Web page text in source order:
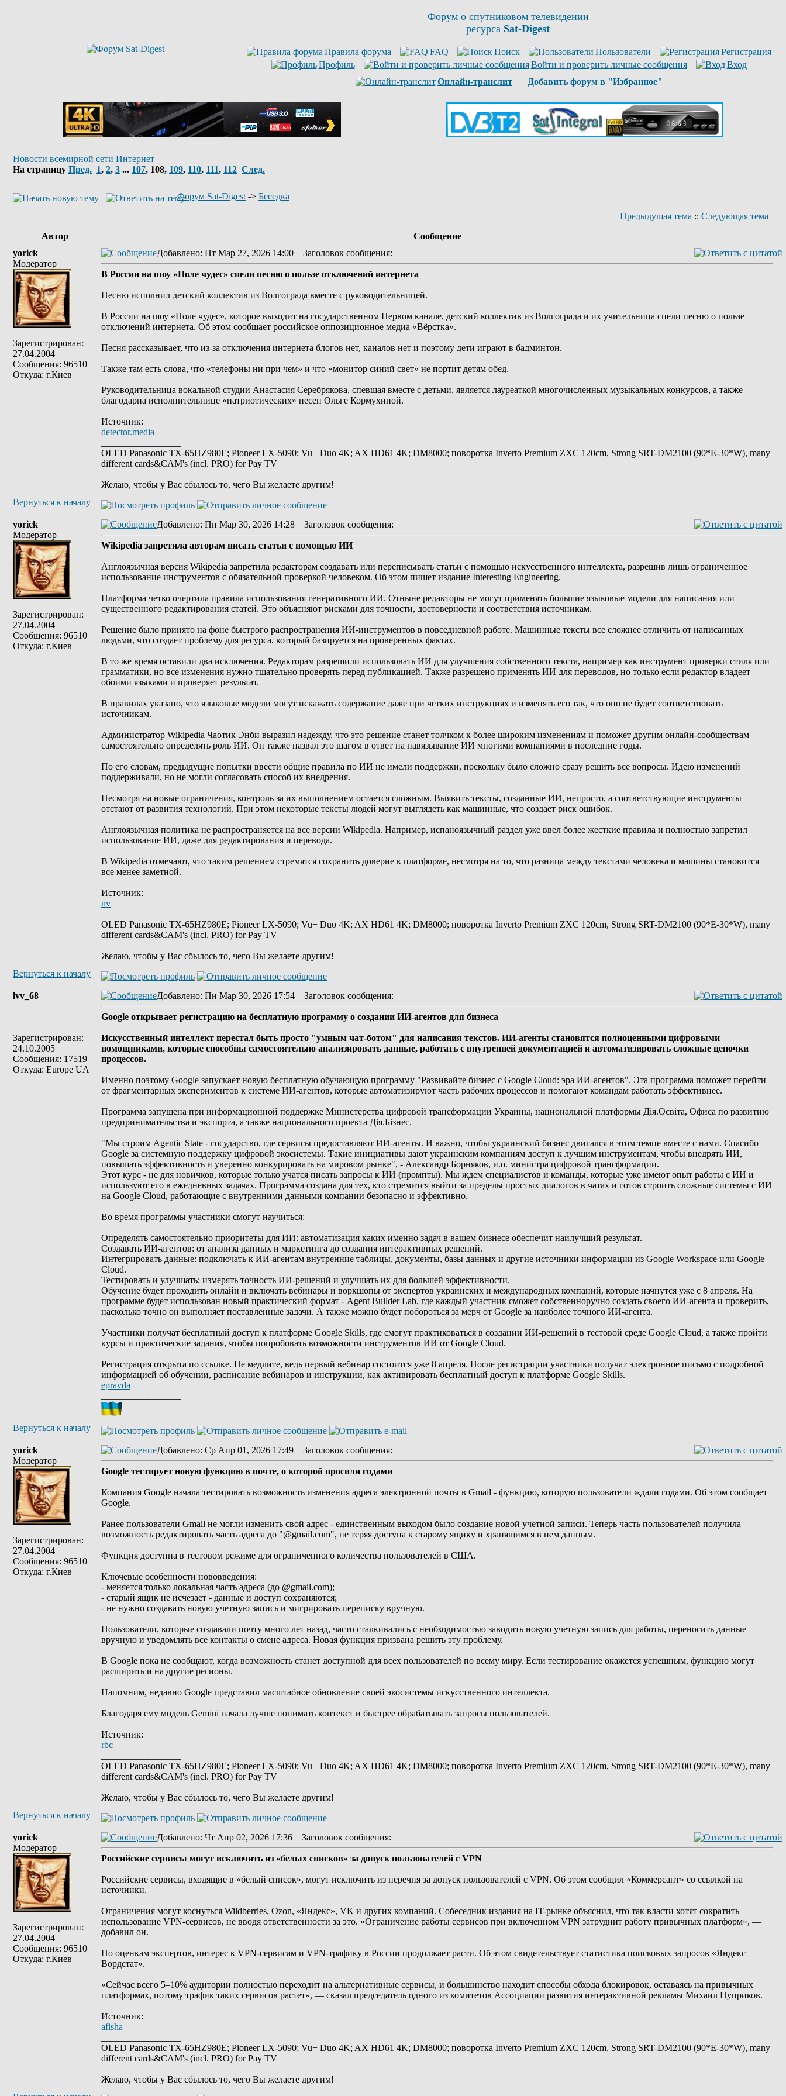
Форум о спутниковом телевидении
ресурса Sat-Digest
Правила форума FAQ Поиск Пользователи
Регистрация
Профиль
Войти и проверить личные сообщения
Вход
Онлайн-транслит
Добавить форум в "Избранное"
Новости всемирной сети Интернет
На страницу Пред. 1, 2, 3 ... 107, 108, 109, 110, 111, 112 След.
Форум Sat-Digest -> Беседка
Предыдущая тема :: Следующая тема
Автор
Сообщение
yorick
Модератор
Зарегистрирован:
27.04.2004
Сообщения: 96510
Откуда: г.Киев
Добавлено: Пт Мар 27, 2026 14:00 Заголовок сообщения:
В России на шоу «Поле чудес» спели песню о пользе отключений интернета
Песню исполнил детский коллектив из Волгограда вместе с руководительницей.
В России на шоу «Поле чудес», которое выходит на государственном Первом канале, детский коллектив из Волгограда и их учительница спели песню о пользе
отключений интернета. Об этом сообщает российское оппозиционное медиа «Вёрстка».
Песня рассказывает, что из-за отключения интернета блогов нет, каналов нет и поэтому дети играют в бадминтон.
Также там есть слова, что «телефоны ни при чем» и что «монитор синий свет» не портит детям обед.
Руководительница вокальной студии Анастасия Серебрякова, спевшая вместе с детьми, является лауреаткой многочисленных музыкальных конкурсов, а также
благодарна исполнительнице «патриотических» песен Ольге Кормухиной.
Источник:
detector.media
OLED Panasonic TX-65HZ980E; Pioneer LX-5090; Vu+ Duo 4K; AX HD61 4K; DM8000; поворотка Inverto Premium ZXC 120cm, Strong SRT-DM2100 (90*E-30*W), many
different cards&CAM's (incl. PRO) for Pay TV
Желаю, чтобы у Вас сбылось то, чего Вы желаете другим!
Вернуться к началу
yorick
Модератор
Зарегистрирован:
27.04.2004
Сообщения: 96510
Откуда: г.Киев
Добавлено: Пн Мар 30, 2026 14:28 Заголовок сообщения:
Wikipedia запретила авторам писать статьи с помощью ИИ
Англоязычная версия Wikipedia запретила редакторам создавать или переписывать статьи с помощью искусственного интеллекта, разрешив лишь ограниченное
использование инструментов с обязательной проверкой человеком. Об этом пишет издание Interesting Engineering.
Платформа четко очертила правила использования генеративного ИИ. Отныне редакторы не могут применять большие языковые модели для написания или
существенного редактирования статей. Это объясняют рисками для точности, достоверности и соответствия источникам.
Решение было принято на фоне быстрого распространения ИИ-инструментов в повседневной работе. Машинные тексты все сложнее отличить от написанных
людьми, что создает проблему для ресурса, который базируется на проверенных фактах.
В то же время оставили два исключения. Редакторам разрешили использовать ИИ для улучшения собственного текста, например как инструмент проверки стиля или
грамматики, но все изменения нужно тщательно проверять перед публикацией. Также разрешено применять ИИ для переводов, но только если редактор владеет
обоими языками и проверяет результат.
В правилах указано, что языковые модели могут искажать содержание даже при четких инструкциях и изменять его так, что оно не будет соответствовать
источникам.
Администратор Wikipedia Чаотик Энби выразил надежду, что это решение станет толчком к более широким изменениям и поможет другим онлайн-сообществам
самостоятельно определять роль ИИ. Он также назвал это шагом в ответ на навязывание ИИ многими компаниями в последние годы.
По его словам, предыдущие попытки ввести общие правила по ИИ не имели поддержки, поскольку было сложно сразу решить все вопросы. Идею изменений
поддерживали, но не могли согласовать способ их внедрения.
Несмотря на новые ограничения, контроль за их выполнением остается сложным. Выявить тексты, созданные ИИ, непросто, а соответствующие инструменты
отстают от развития технологий. При этом некоторые тексты людей могут выглядеть как машинные, что создает риск ошибок.
Англоязычная политика не распространяется на все версии Wikipedia. Например, испаноязычный раздел уже ввел более жесткие правила и полностью запретил
использование ИИ, даже для редактирования и перевода.
В Wikipedia отмечают, что таким решением стремятся сохранить доверие к платформе, несмотря на то, что разница между текстами человека и машины становится
все менее заметной.
Источник:
nv
OLED Panasonic TX-65HZ980E; Pioneer LX-5090; Vu+ Duo 4K; AX HD61 4K; DM8000; поворотка Inverto Premium ZXC 120cm, Strong SRT-DM2100 (90*E-30*W), many
different cards&CAM's (incl. PRO) for Pay TV
Желаю, чтобы у Вас сбылось то, чего Вы желаете другим!
Вернуться к началу
lvv_68
Зарегистрирован:
24.10.2005
Сообщения: 17519
Откуда: Europe UA
Добавлено: Пн Мар 30, 2026 17:54 Заголовок сообщения:
Google открывает регистрацию на бесплатную программу о создании ИИ-агентов для бизнеса
Искусственный интеллект перестал быть просто "умным чат-ботом" для написания текстов. ИИ-агенты становятся полноценными цифровыми
помощниками, которые способны самостоятельно анализировать данные, работать с внутренней документацией и автоматизировать сложные цепочки
процессов.
Именно поэтому Google запускает новую бесплатную обучающую программу "Развивайте бизнес с Google Cloud: эра ИИ-агентов". Эта программа поможет перейти
от фрагментарных экспериментов к системе ИИ-агентов, которые автоматизируют часть рабочих процессов и помогают командам работать эффективнее.
Программа запущена при информационной поддержке Министерства цифровой трансформации Украины, национальной платформы Дія.Освіта, Офиса по развитию
предпринимательства и экспорта, а также национального проекта Дія.Бізнес.
"Мы строим Agentic State - государство, где сервисы предоставляют ИИ-агенты. И важно, чтобы украинский бизнес двигался в этом темпе вместе с нами. Спасибо
Google за системную поддержку цифровой экосистемы. Такие инициативы дают украинским компаниям доступ к лучшим инструментам, чтобы внедрять ИИ,
повышать эффективность и уверенно конкурировать на мировом рынке", - Александр Борняков, и.о. министра цифровой трансформации.
Этот курс - не для новичков, которые только учатся писать запросы к ИИ (промпты). Мы ждем специалистов и команды, которые уже имеют опыт работы с ИИ и
используют его в ежедневных задачах. Программа создана для тех, кто стремится выйти за пределы простых диалогов в чатах и готов строить сложные системы с ИИ
на Google Cloud, работающие с внутренними данными компании безопасно и эффективно.
Во время программы участники смогут научиться:
Определять самостоятельно приоритеты для ИИ: автоматизация каких именно задач в вашем бизнесе обеспечит наилучший результат.
Создавать ИИ-агентов: от анализа данных и маркетинга до создания интерактивных решений.
Интегрировать данные: подключать к ИИ-агентам внутренние таблицы, документы, базы данных и другие источники информации из Google Workspace или Google
Cloud.
Тестировать и улучшать: измерять точность ИИ-решений и улучшать их для большей эффективности.
Обучение будет проходить онлайн и включать вебинары и воркшопы от экспертов украинских и международных компаний, которые начнутся уже с 8 апреля. На
программе будет использован новый практический формат - Agent Builder Lab, где каждый участник сможет собственноручно создать своего ИИ-агента и проверить,
насколько точно он выполняет поставленные задачи. А также можно будет побороться за мерч от Google за наиболее точного ИИ-агента.
Участники получат бесплатный доступ к платформе Google Skills, где смогут практиковаться в создании ИИ-решений в тестовой среде Google Cloud, а также пройти
курсы и практические задания, чтобы попробовать возможности инструментов ИИ от Google Cloud.
Регистрация открыта по ссылке. Не медлите, ведь первый вебинар состоится уже 8 апреля. После регистрации участники получат электронное письмо с подробной
информацией об обучении, расписание вебинаров и инструкции, как активировать бесплатный доступ к платформе Google Skills.
epravda
Вернуться к началу
yorick
Модератор
Зарегистрирован:
27.04.2004
Сообщения: 96510
Откуда: г.Киев
Добавлено: Ср Апр 01, 2026 17:49 Заголовок сообщения:
Google тестирует новую функцию в почте, о которой просили годами
Компания Google начала тестировать возможность изменения адреса электронной почты в Gmail - функцию, которую пользователи ждали годами. Об этом сообщает
Google.
Ранее пользователи Gmail не могли изменить свой адрес - единственным выходом было создание новой учетной записи. Теперь часть пользователей получила
возможность редактировать часть адреса до "@gmail.com", не теряя доступа к старому ящику и хранящимся в нем данным.
Функция доступна в тестовом режиме для ограниченного количества пользователей в США.
Ключевые особенности нововведения:
- меняется только локальная часть адреса (до @gmail.com);
- старый ящик не исчезает - данные и доступ сохраняются;
- не нужно создавать новую учетную запись и мигрировать переписку вручную.
Пользователи, которые создавали почту много лет назад, часто сталкивались с необходимостью заводить новую учетную запись для работы, переносить данные
вручную и уведомлять все контакты о смене адреса. Новая функция призвана решить эту проблему.
В Google пока не сообщают, когда возможность станет доступной для всех пользователей по всему миру. Если тестирование окажется успешным, функцию могут
расширить и на другие регионы.
Напомним, недавно Google представил масштабное обновление своей экосистемы искусственного интеллекта.
Благодаря ему модель Gemini начала лучше понимать контекст и быстрее обрабатывать запросы пользователей.
Источник:
rbc
OLED Panasonic TX-65HZ980E; Pioneer LX-5090; Vu+ Duo 4K; AX HD61 4K; DM8000; поворотка Inverto Premium ZXC 120cm, Strong SRT-DM2100 (90*E-30*W), many
different cards&CAM's (incl. PRO) for Pay TV
Желаю, чтобы у Вас сбылось то, чего Вы желаете другим!
Вернуться к началу
yorick
Модератор
Зарегистрирован:
27.04.2004
Сообщения: 96510
Откуда: г.Киев
Добавлено: Чт Апр 02, 2026 17:36 Заголовок сообщения:
Российские сервисы могут исключить из «белых списков» за допуск пользователей с VPN
Российские сервисы, входящие в «белый список», могут исключить из перечня за допуск пользователей с VPN. Об этом сообщил «Коммерсант» со ссылкой на
источники.
Ограничения могут коснуться Wildberries, Ozon, «Яндекс», VK и других компаний. Собеседник издания на IT-рынке объяснил, что так власти хотят сократить
использование VPN-сервисов, не вводя ответственности за это. «Ограничение работы сервисов при включенном VPN затруднит работу привычных платформ», —
добавил он.
По оценкам экспертов, интерес к VPN-сервисам и VPN-трафику в России продолжает расти. Об этом свидетельствует статистика поисковых запросов «Яндекс
Вордстат».
«Сейчас всего 5–10% аудитории полностью переходит на альтернативные сервисы, и большинство находит способы обхода блокировок, оставаясь на привычных
платформах, потому трафик таких сервисов растет», — сказал председатель одного из комитетов Ассоциации развития интерактивной рекламы Михаил Цуприков.
Источник:
afisha
OLED Panasonic TX-65HZ980E; Pioneer LX-5090; Vu+ Duo 4K; AX HD61 4K; DM8000; поворотка Inverto Premium ZXC 120cm, Strong SRT-DM2100 (90*E-30*W), many
different cards&CAM's (incl. PRO) for Pay TV
Желаю, чтобы у Вас сбылось то, чего Вы желаете другим!